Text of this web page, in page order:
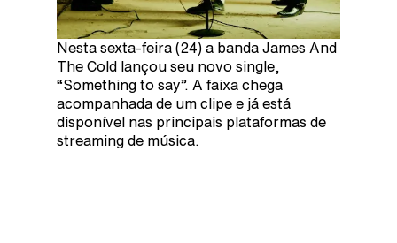
Nesta sexta-feira (24) a banda James And
The Cold lançou seu novo single,
“Something to say”. A faixa chega
acompanhada de um clipe e já está
disponível nas principais plataformas de
streaming de música.